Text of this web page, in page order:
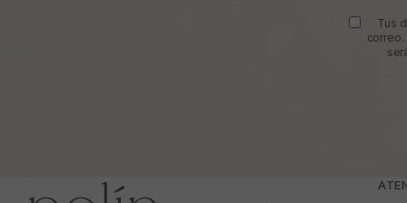
Tus